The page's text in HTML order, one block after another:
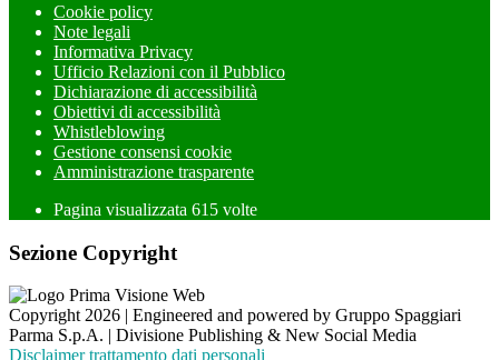
Cookie policy
Note legali
Informativa Privacy
Ufficio Relazioni con il Pubblico
Dichiarazione di accessibilità
Obiettivi di accessibilità
Whistleblowing
Gestione consensi cookie
Amministrazione trasparente
Pagina visualizzata 615 volte
Sezione Copyright
Copyright 2026 | Engineered and powered by Gruppo Spaggiari
Parma S.p.A. | Divisione Publishing & New Social Media
Disclaimer trattamento dati personali